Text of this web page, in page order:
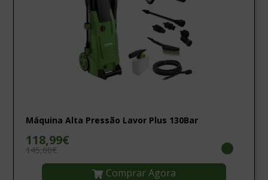
Máquina Alta Pressão Lavor Plus 130Bar
118,99€
145,00€
Comprar Agora